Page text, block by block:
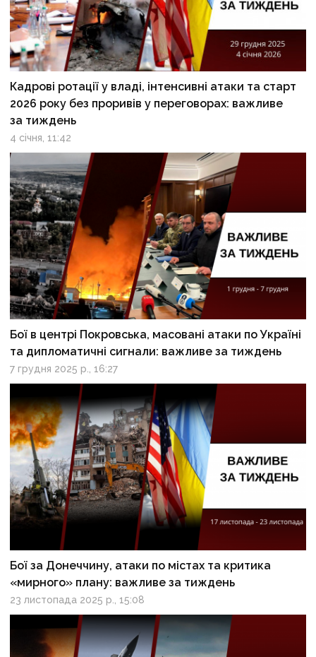
Кадрові ротації у владі, інтенсивні атаки та старт
2026 року без проривів у переговорах: важливе
за тиждень
4 січня, 11:42
Бої в центрі Покровська, масовані атаки по Україні
та дипломатичні сигнали: важливе за тиждень
7 грудня 2025 р., 16:27
Бої за Донеччину, атаки по містах та критика
«мирного» плану: важливе за тиждень
23 листопада 2025 р., 15:08